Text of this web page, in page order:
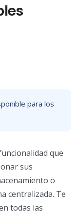
para los
que
sus
o
centralizada. Te
todas las